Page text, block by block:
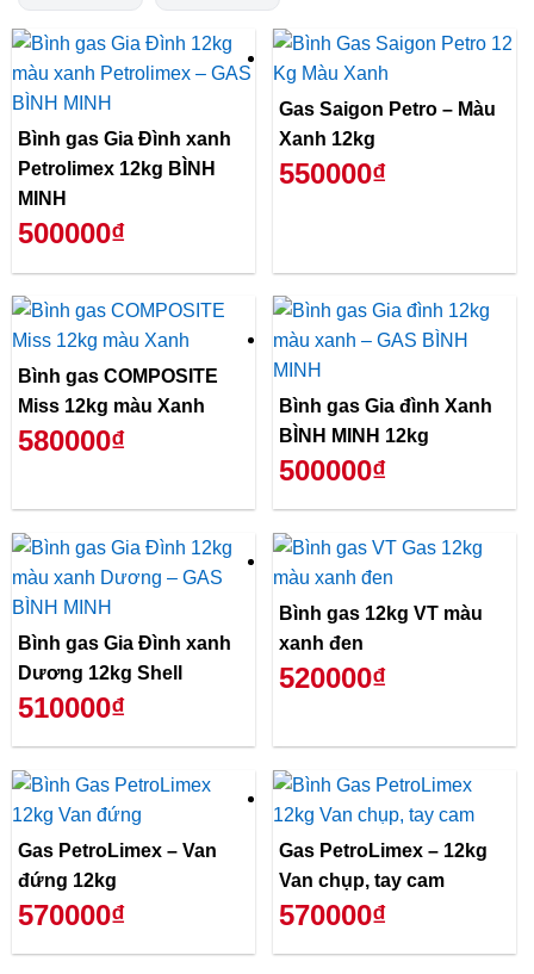
Bình gas Gia Đình xanh
Petrolimex 12kg BÌNH
MINH
500000₫
Gas Saigon Petro – Màu
Xanh 12kg
550000₫
Bình gas COMPOSITE
Miss 12kg màu Xanh
580000₫
Bình gas Gia đình Xanh
BÌNH MINH 12kg
500000₫
Bình gas Gia Đình xanh
Dương 12kg Shell
510000₫
Bình gas 12kg VT màu
xanh đen
520000₫
Gas PetroLimex – Van
đứng 12kg
570000₫
Gas PetroLimex – 12kg
Van chụp, tay cam
570000₫